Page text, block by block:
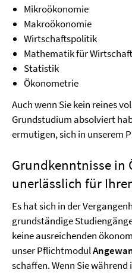
Mikroökonomie
Makroökonomie
Wirtschaftspolitik
Mathematik für
Statistik
Ökonometrie
Auch wenn Sie kein reines
Grundstudium absolviert
ermutigen, sich in unserem
Grundkenntnisse in
unerlässlich für
Es hat sich in der
grundständige
keine ausreichenden
unser Pflichtmodul
schaffen. Wenn Sie